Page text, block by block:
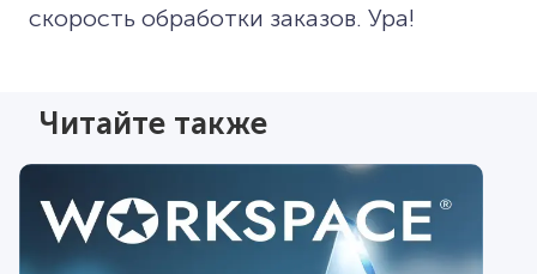
скорость обработки заказов. Ура!
Читайте также